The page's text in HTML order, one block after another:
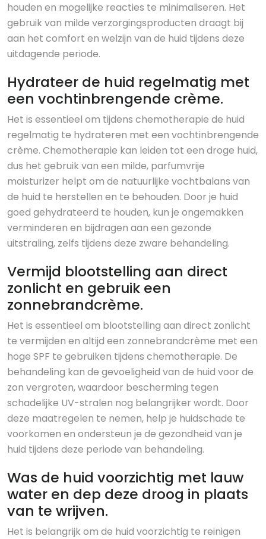
houden en mogelijke reacties te minimaliseren. Het
gebruik van milde verzorgingsproducten draagt bij
aan het comfort en welzijn van de huid tijdens deze
uitdagende periode.
Hydrateer de huid regelmatig met
een vochtinbrengende crème.
Het is essentieel om tijdens chemotherapie de huid
regelmatig te hydrateren met een vochtinbrengende
crème. Chemotherapie kan leiden tot een droge huid,
dus het gebruik van een milde, parfumvrije
moisturizer helpt om de natuurlijke vochtbalans van
de huid te herstellen en te behouden. Door je huid
goed gehydrateerd te houden, kun je ongemakken
verminderen en bijdragen aan een gezonde
uitstraling, zelfs tijdens deze zware behandeling.
Vermijd blootstelling aan direct
zonlicht en gebruik een
zonnebrandcrème.
Het is essentieel om blootstelling aan direct zonlicht
te vermijden en altijd een zonnebrandcrème met een
hoge SPF te gebruiken tijdens chemotherapie. De
behandeling kan de gevoeligheid van de huid voor de
zon vergroten, waardoor bescherming tegen
schadelijke UV-stralen nog belangrijker wordt. Door
deze maatregelen te nemen, help je huidschade te
voorkomen en ondersteun je de gezondheid van je
huid tijdens deze periode van behandeling.
Was de huid voorzichtig met lauw
water en dep deze droog in plaats
van te wrijven.
Het is belangrijk om de huid voorzichtig te reinigen